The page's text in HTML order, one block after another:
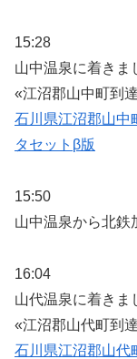
15:28
山中温泉に着きま
«江沼郡山中町到
石川県江沼郡山中
タセットβ版
15:50
山中温泉から北鉄
16:04
山代温泉に着きま
«江沼郡山代町到
石川県江沼郡山代